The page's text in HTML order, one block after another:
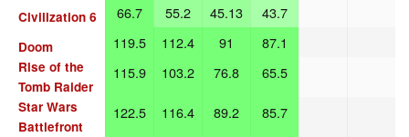
Civilization 6 66.7 55.2 45.13 43.7
Doom 119.5 112.4 91 87.1
Rise of the
Tomb Raider
115.9 103.2 76.8 65.5
Star Wars
Battlefront
122.5 116.4 89.2 85.7